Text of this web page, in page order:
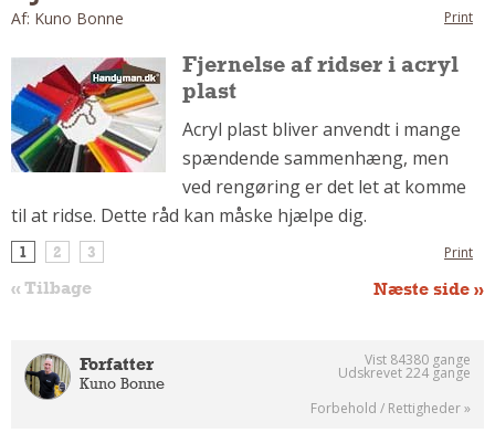
MURER
Reparationer
Om Materialer
Om Værktøj
GLARMESTER
Udskiftning Og Montage
Om Materialer
Andet
Båd
Af: Kuno Bonne Print
Fjernelse af ridser i acryl
plast
Acryl plast bliver anvendt i mange
spændende sammenhæng, men
ved rengøring er det let at komme
til at ridse. Dette råd kan måske hjælpe dig.
1 2 3
« Tilbage Næste side »
Print
Forfatter
Kuno Bonne
Vist 84380 gange
Udskrevet 224 gange
Forbehold / Rettigheder »